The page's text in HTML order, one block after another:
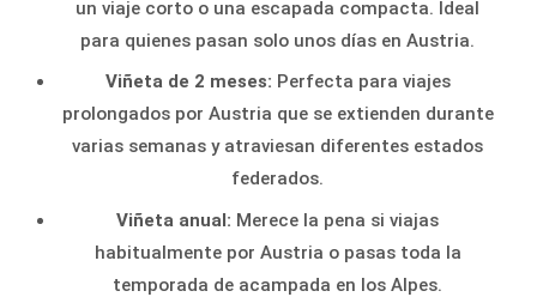
un viaje corto o una escapada compacta. Ideal
para quienes pasan solo unos días en Austria.
Viñeta de 2 meses: Perfecta para viajes
prolongados por Austria que se extienden durante
varias semanas y atraviesan diferentes estados
federados.
Viñeta anual: Merece la pena si viajas
habitualmente por Austria o pasas toda la
temporada de acampada en los Alpes.